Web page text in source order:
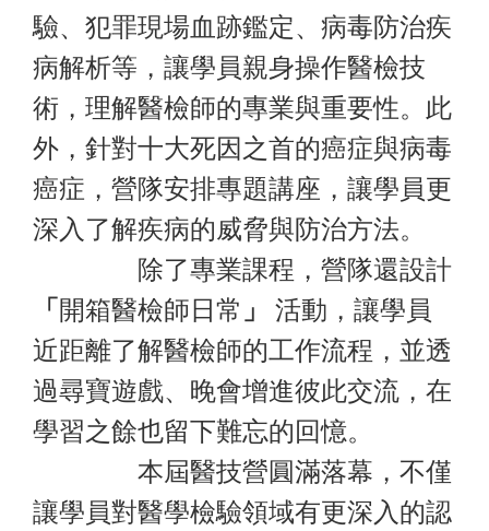
驗、犯罪現場血跡鑑定、病毒防治疾
病解析等，讓學員親身操作醫檢技
術，理解醫檢師的專業與重要性。此
外，針對十大死因之首的癌症與病毒
癌症，營隊安排專題講座，讓學員更
深入了解疾病的威脅與防治方法。
除了專業課程，營隊還設計
「開箱醫檢師日常 」 活動，讓學員
近距離了解醫檢師的工作流程，並透
過尋寶遊戲、晚會增進彼此交流，在
學習之餘也留下難忘的回憶。
本屆醫技營圓滿落幕，不僅
讓學員對醫學檢驗領域有更深入的認